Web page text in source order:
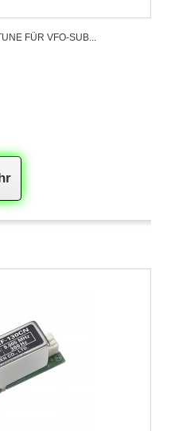
FÜR VFO-SUB...